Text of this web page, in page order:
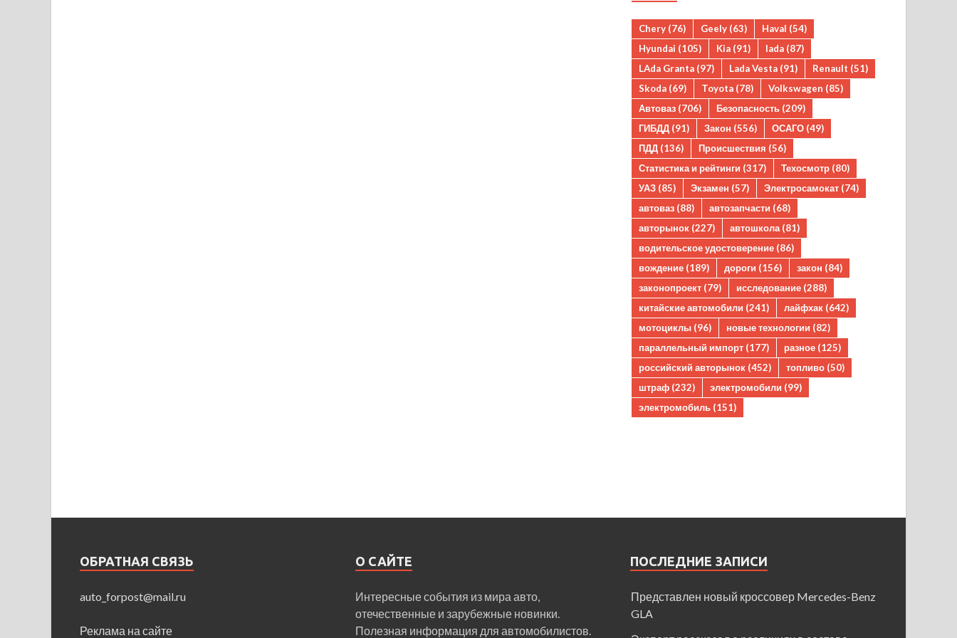
Chery (76) Geely (63) Haval (54)
Hyundai (105) Kia (91) lada (87)
LAda Granta (97) Lada Vesta (91) Renault (51)
Skoda (69) Toyota (78) Volkswagen (85)
Автоваз (706) Безопасность (209)
ГИБДД (91) Закон (556) ОСАГО (49)
ПДД (136) Происшествия (56)
Статистика и рейтинги (317) Техосмотр (80)
УАЗ (85) Экзамен (57) Электросамокат (74)
автоваз (88) автозапчасти (68)
авторынок (227) автошкола (81)
водительское удостоверение (86)
вождение (189) дороги (156) закон (84)
законопроект (79) исследование (288)
китайские автомобили (241) лайфхак (642)
мотоциклы (96) новые технологии (82)
параллельный импорт (177) разное (125)
российский авторынок (452) топливо (50)
штраф (232) электромобили (99)
электромобиль (151)
ОБРАТНАЯ СВЯЗЬ
auto_forpost@mail.ru
Реклама на сайте
О САЙТЕ
Интересные события из мира авто,
отечественные и зарубежные новинки.
Полезная информация для автомобилистов.
ПОСЛЕДНИЕ ЗАПИСИ
Представлен новый кроссовер Mercedes-Benz
GLA